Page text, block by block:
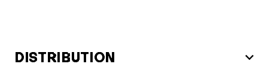
DISTRIBUTION